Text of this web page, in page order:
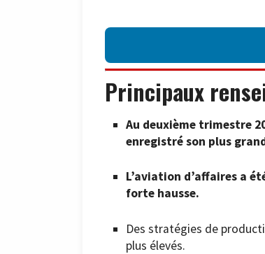
Principaux
Au deuxième trimestre
enregistré son plus
L’aviation d’affaires a
forte hausse.
Des stratégies de
plus élevés.